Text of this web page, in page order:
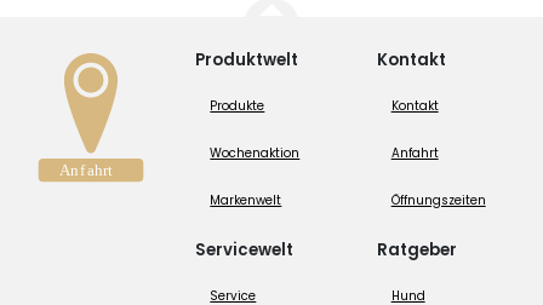
Produktwelt
Produkte
Wochenaktion
Markenwelt
Servicewelt
Service
Kontakt
Kontakt
Anfahrt
Öffnungszeiten
Ratgeber
Hund